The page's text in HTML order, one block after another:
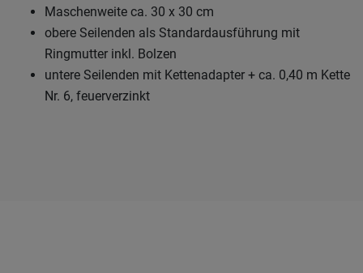
Maschenweite ca. 30 x 30 cm
obere Seilenden als Standardausführung mit
Ringmutter inkl. Bolzen
untere Seilenden mit Kettenadapter + ca. 0,40 m Kette
Nr. 6, feuerverzinkt